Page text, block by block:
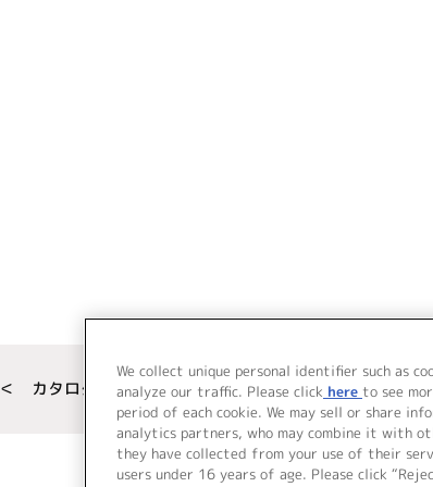
＜ カタログサイト トップページへ
We collect unique personal identifier such as
analyze our traffic. Please click here to see
period of each cookie. We may sell or share
analytics partners, who may combine it with
they have collected from your use of their
users under 16 years of age. Please click